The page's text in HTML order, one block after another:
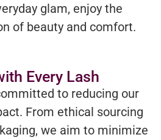
glam, enjoy the
of beauty and comfort.
Every Lash
to reducing our
From ethical sourcing
we aim to minimize